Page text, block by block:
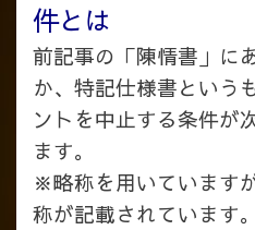
件とは
前記事の「陳情書」に
か、特記仕様書という
ントを中止する条件が
ます。
※略称を用いています
称が記載されています。